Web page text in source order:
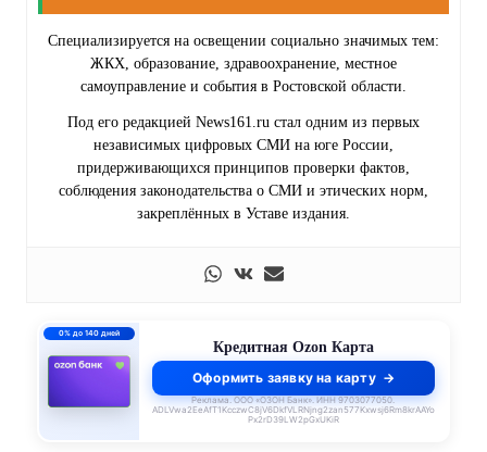
Специализируется на освещении социально значимых тем:
ЖКХ, образование, здравоохранение, местное
самоуправление и события в Ростовской области.
Под его редакцией News161.ru стал одним из первых
независимых цифровых СМИ на юге России,
придерживающихся принципов проверки фактов,
соблюдения законодательства о СМИ и этических норм,
закреплённых в Уставе издания.
0% до 140 дней
Кредитная Ozon Карта
Оформить заявку на карту
Реклама. ООО «ОЗОН Банк». ИНН 9703077050.
ADLVwa2EeAfT1KcczwC8jV6DkfVLRNjng2zan577Kxwsj6Rm8krAAYo
Px2rD39LW2pGxUKiR